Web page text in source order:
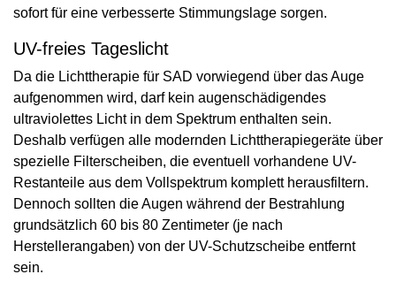
sofort für eine verbesserte Stimmungslage sorgen.
UV-freies Tageslicht
Da die Lichttherapie für SAD vorwiegend über das Auge
aufgenommen wird, darf kein augenschädigendes
ultraviolettes Licht in dem Spektrum enthalten sein.
Deshalb verfügen alle modernden Lichttherapiegeräte über
spezielle Filterscheiben, die eventuell vorhandene UV-
Restanteile aus dem Vollspektrum komplett her­ausfiltern.
Dennoch sollten die Augen während der Bestrahlung
grundsätzlich 60 bis 80 Zentimeter (je nach
Herstellerangaben) von der UV-Schutzscheibe entfernt
sein.